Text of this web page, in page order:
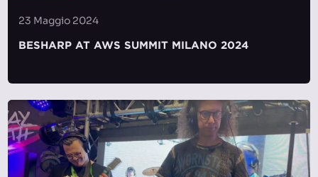
23 Maggio 2024
BESHARP AT AWS SUMMIT MILANO 2024